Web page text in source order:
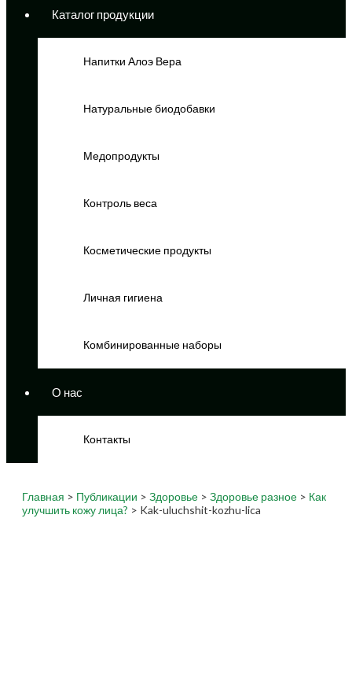
Каталог продукции
Напитки Алоэ Вера
Натуральные биодобавки
Медопродукты
Контроль веса
Косметические продукты
Личная гигиена
Комбинированные наборы
О нас
Контакты
Главная > Публикации > Здоровье > Здоровье разное > Как
улучшить кожу лица? > Kak-uluchshit-kozhu-lica